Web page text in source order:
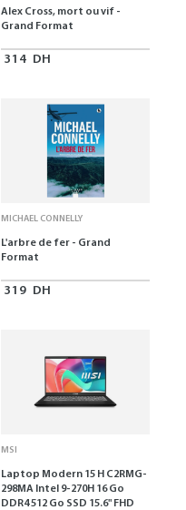
Alex Cross, mort ou vif -
Grand Format
314 DH
MICHAEL CONNELLY
L'arbre de fer - Grand
Format
319 DH
MSI
Laptop Modern 15 H C2RMG-
298MA Intel 9-270H 16 Go
DDR4 512 Go SSD 15.6" FHD